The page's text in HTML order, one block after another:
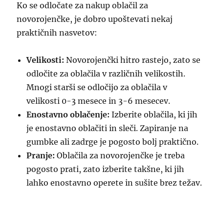
Ko se odločate za nakup oblačil za
novorojenčke, je dobro upoštevati nekaj
praktičnih nasvetov:
Velikosti: Novorojenčki hitro rastejo, zato se
odločite za oblačila v različnih velikostih.
Mnogi starši se odločijo za oblačila v
velikosti 0-3 mesece in 3-6 mesecev.
Enostavno oblačenje: Izberite oblačila, ki jih
je enostavno oblačiti in sleči. Zapiranje na
gumbke ali zadrge je pogosto bolj praktično.
Pranje: Oblačila za novorojenčke je treba
pogosto prati, zato izberite takšne, ki jih
lahko enostavno operete in sušite brez težav.